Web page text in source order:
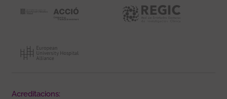
Acreditacions: